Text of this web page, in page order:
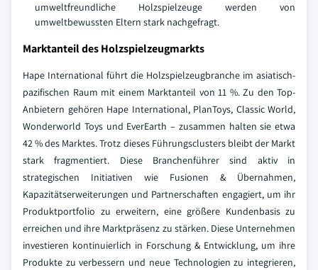
umweltfreundliche Holzspielzeuge werden von
umweltbewussten Eltern stark nachgefragt.
Marktanteil des Holzspielzeugmarkts
Hape International führt die Holzspielzeugbranche im asiatisch-
pazifischen Raum mit einem Marktanteil von 11 %. Zu den Top-
Anbietern gehören Hape International, PlanToys, Classic World,
Wonderworld Toys und EverEarth – zusammen halten sie etwa
42 % des Marktes. Trotz dieses Führungsclusters bleibt der Markt
stark fragmentiert. Diese Branchenführer sind aktiv in
strategischen Initiativen wie Fusionen & Übernahmen,
Kapazitätserweiterungen und Partnerschaften engagiert, um ihr
Produktportfolio zu erweitern, eine größere Kundenbasis zu
erreichen und ihre Marktpräsenz zu stärken. Diese Unternehmen
investieren kontinuierlich in Forschung & Entwicklung, um ihre
Produkte zu verbessern und neue Technologien zu integrieren,